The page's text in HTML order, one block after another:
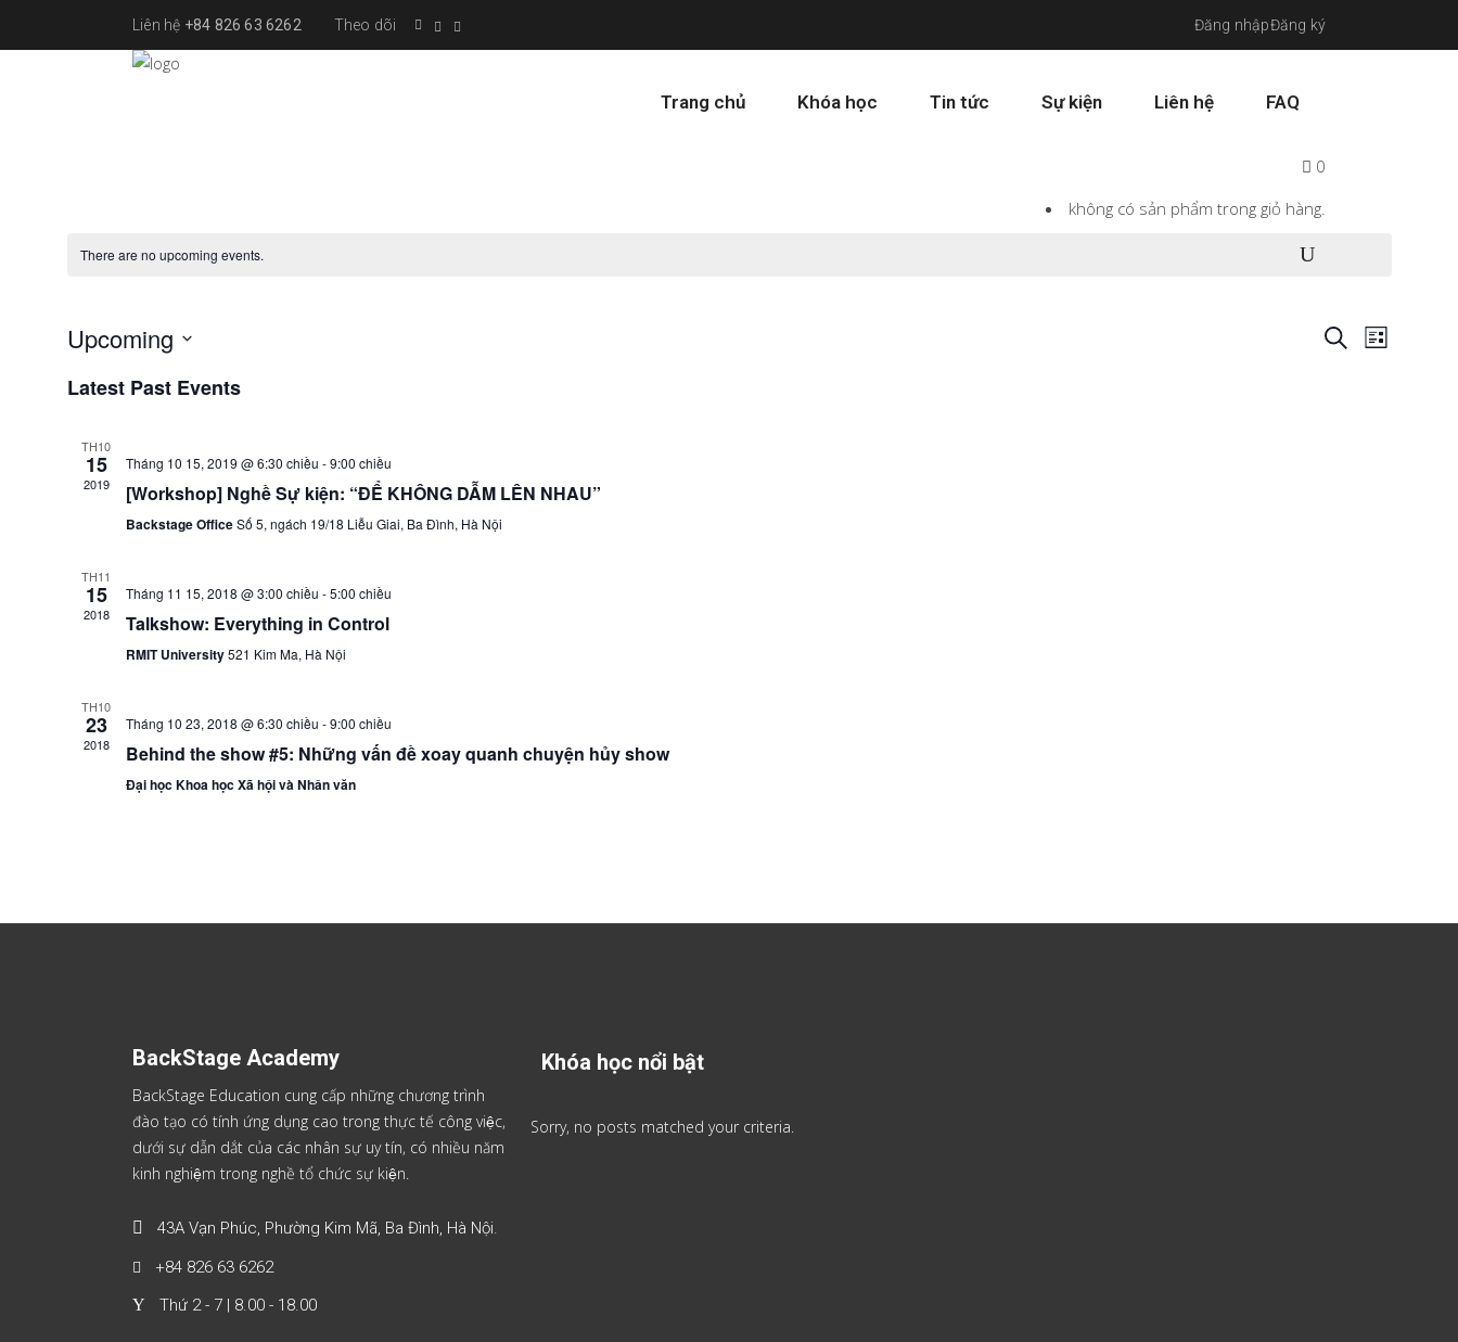
Liên hệ +84 826 63 6262 Theo dõi Đăng nhậpĐăng ký
Trang chủ Khóa học Tin tức Sự kiện Liên hệ FAQ
0
không có sản phẩm trong giỏ hàng.
There are no upcoming events.
SearchEvent
List
Upcoming
date.
Latest Past Events
TH10
15
2019
Tháng 10 15, 2019 @ 6:30 chiều -9:00 chiều
[Workshop] Nghề Sự kiện: “ĐỂ KHÔNG DẪM LÊN NHAU”
Backstage OfficeSố 5, ngách 19/18 Liễu Giai, Ba Đình, Hà Nội
TH11
15
2018
Tháng 11 15, 2018 @ 3:00 chiều -5:00 chiều
Talkshow: Everything in Control
RMIT University521 Kim Ma, Hà Nội
TH10
23
2018
Tháng 10 23, 2018 @ 6:30 chiều -9:00 chiều
Behind the show #5: Những vấn đề xoay quanh chuyện hủy show
Đại học Khoa học Xã hội và Nhân văn
BackStage Academy
BackStage Education cung cấp những chương trình
đào tạo có tính ứng dụng cao trong thực tế công việc,
dưới sự dẫn dắt của các nhân sự uy tín, có nhiều năm
kinh nghiệm trong nghề tổ chức sự kiện.
43A Vạn Phúc, Phường Kim Mã, Ba Đình, Hà Nội.
+84 826 63 6262
Thứ 2 - 7 | 8.00 - 18.00
Khóa học nổi bật
Sorry, no posts matched your criteria.